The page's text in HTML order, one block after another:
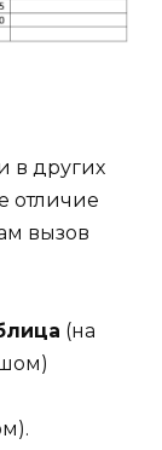
в других
отличие
вызов
(на